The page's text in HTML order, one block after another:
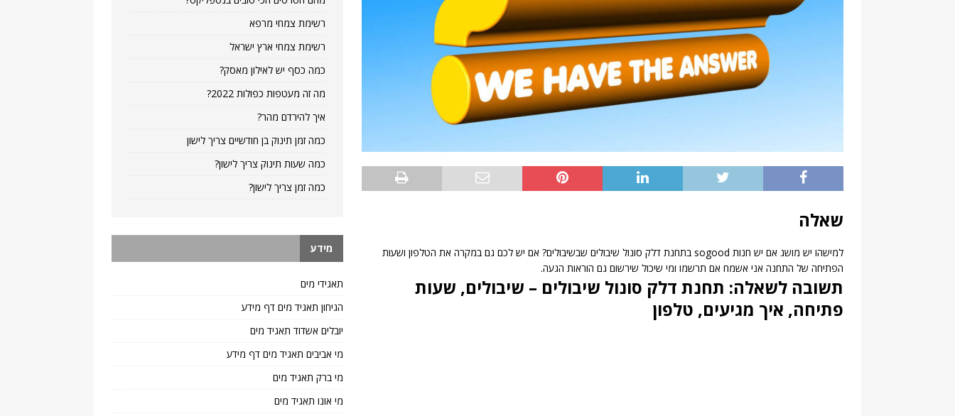
שאלה
למישהו יש מושג אם יש חנות sogood בתחנת דלק סונול שיבולים שבשיבולים? אם יש לכם גם במקרה את הטלפון ושעות
הפתיחה של התחנה אני אשמח אם תרשמו ומי שיכול שירשום גם הוראות הגעה.
תשובה לשאלה: תחנת דלק סונול שיבולים – שיבולים, שעות
פתיחה, איך מגיעים, טלפון
רשימת צמחי מרפא
רשימת צמחי ארץ ישראל
כמה כסף יש לאילון מאסק?
מה זה מעטפות כפולות 2022?
איך להירדם מהר?
כמה זמן תינוק בן חודשיים צריך לישון
כמה שעות תינוק צריך לישון?
כמה זמן צריך לישון?
מידע
תאגידי מים
הגיחון תאגיד מים דף מידע
יובלים אשדוד תאגיד מים
מי אביבים תאגיד מים דף מידע
מי ברק תאגיד מים
מי אונו תאגיד מים